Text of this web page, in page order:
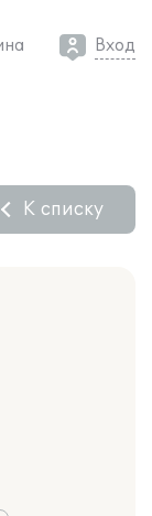
Вход
К списку